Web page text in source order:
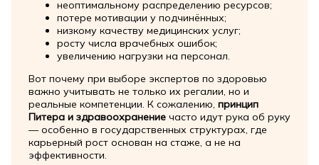
неоптимальному распределению ресурсов;
потере мотивации у подчинённых;
низкому качеству медицинских услуг;
росту числа врачебных ошибок;
увеличению нагрузки на персонал.
Вот почему при выборе экспертов по здоровью
важно учитывать не только их регалии, но и
реальные компетенции. К сожалению, принцип
Питера и здравоохранениечасто идут рука об руку
— особенно в государственных структурах, где
карьерный рост основан на стаже, а не на
эффективности.